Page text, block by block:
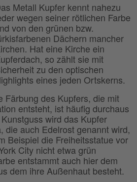
Metall Kupfer kennt nahezu
wegen seiner rötlichen Farbe
von den grünen bzw.
Dächern mancher
Hat eine Kirche ein
so zählt sie mit
zu den optischen
eines jeden Ortskerns.
Färbung des Kupfers, die mit
entsteht, ist häufig durchaus
wird das Kupfer
die auch Edelrost genannt wird,
Beispiel die Freiheitsstatue vor
City nicht etwa grün
entstammt auch hier dem
dem ihre Außenhaut besteht.